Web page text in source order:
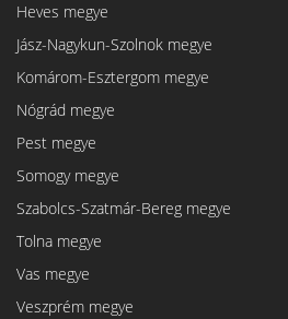
Heves megye
Jász-Nagykun-Szolnok megye
Komárom-Esztergom megye
Nógrád megye
Pest megye
Somogy megye
Szabolcs-Szatmár-Bereg megye
Tolna megye
Vas megye
Veszprém megye